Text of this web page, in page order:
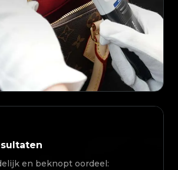
en beknopt oordeel: